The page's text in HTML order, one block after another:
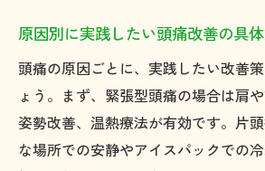
原因別に実践したい頭痛改善の具
頭痛の原因ごとに、実践したい改善
ょう。まず、緊張型頭痛の場合は肩や
姿勢改善、温熱療法が有効です。片
な場所での安静やアイスパックでの